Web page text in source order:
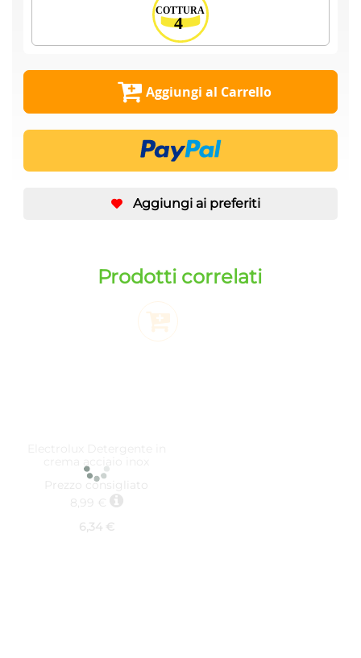
Aggiungi al Carrello
Aggiungi ai preferiti
Prodotti correlati
9029799526
Prezzo consigliato
8,99 €
6,34 €
Aggiungi al Carrello